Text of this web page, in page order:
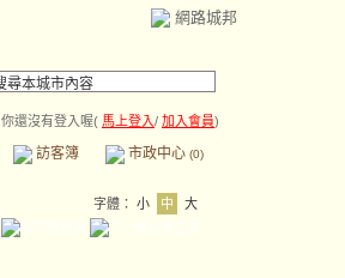
網路城邦
你還沒有登入喔( 馬上登入/ 加入會員)
訪客簿 市政中心 (0)
字體： 小 中 大